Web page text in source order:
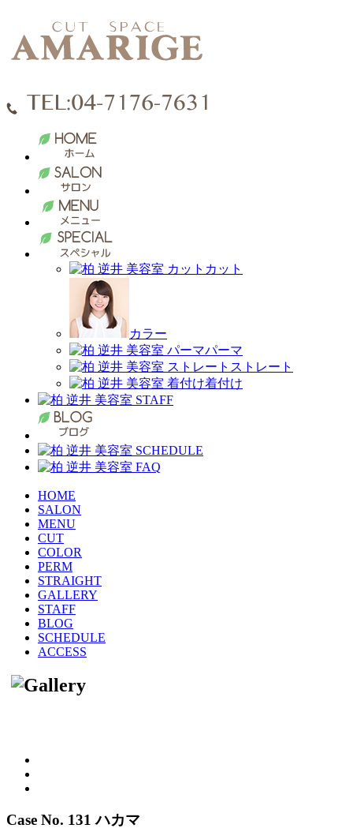
カット
カラー
パーマ
ストレート
着付け
HOME
SALON
MENU
CUT
COLOR
PERM
STRAIGHT
GALLERY
STAFF
BLOG
SCHEDULE
ACCESS
Case No. 131ハカマ